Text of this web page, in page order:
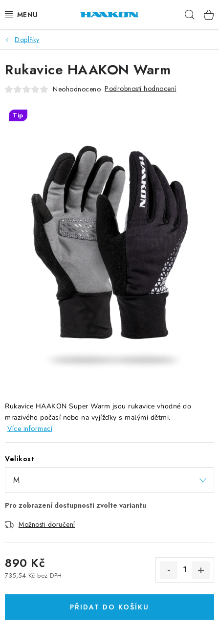
na
BĚŽECKÉ HOLE
NORDIC WALKING
TRAIL RUNNING
TUBUSY
PŘISLUŠENSTVÍ
DOPLŇKY
RECENZE
NÁŠ PŘÍBĚH
TECHNOLOGIE
Obchodní podmínky
Podmínky ochrany osobních údajů
Reklamace nebo vrácení
Doplňky
Rukavice HAAKON Super Warm jsou rukavice vhodné do
mrazivého počasí nebo na vyjížďky s malými dětmi.
Více informací
Velikost
Možnosti doručení
890 Kč
735,54 Kč bez DPH
PŘIDAT DO KOŠÍKU
Rukavice HAAKON Warm
Neohodnoceno Podrobnosti hodnocení
Tip